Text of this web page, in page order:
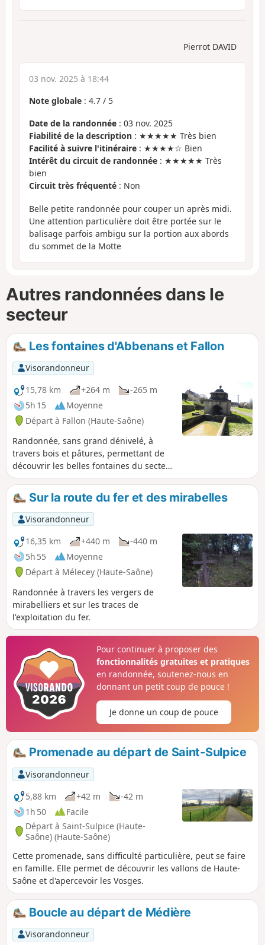
Pierrot DAVID
03 nov. 2025 à 18:44
Note globale : 4.7 / 5
Date de la randonnée : 03 nov. 2025
Fiabilité de la description : ★★★★★ Très bien
Facilité à suivre l'itinéraire : ★★★★☆ Bien
Intérêt du circuit de randonnée : ★★★★★ Très
bien
Circuit très fréquenté : Non
Belle petite randonnée pour couper un après midi.
Une attention particulière doit être portée sur le
balisage parfois ambigu sur la portion aux abords
du sommet de la Motte
Autres randonnées dans le
secteur
Les fontaines d'Abbenans et Fallon
Visorandonneur
15,78 km
+264 m
-265 m
5h 15
Moyenne
Départ à Fallon (Haute-Saône)
Randonnée, sans grand dénivelé, à
travers bois et pâtures, permettant de
découvrir les belles fontaines du secteur
notamment celles d'Abbenans et de
Fallon.Sur la route du fer et des mirabelles
Visorandonneur
16,35 km
+440 m
-440 m
5h 55
Moyenne
Départ à Mélecey (Haute-Saône)
Randonnée à travers les vergers de
mirabelliers et sur les traces de
l'exploitation du fer.
Pour continuer à proposer des
fonctionnalités gratuites et pratiques
en randonnée, soutenez-nous en
donnant un petit coup de pouce !
Je donne un coup de pouce
Promenade au départ de Saint-Sulpice
Visorandonneur
5,88 km
+42 m
-42 m
1h 50
Facile
Départ à Saint-Sulpice (Haute-
Saône) (Haute-Saône)
Cette promenade, sans difficulté particulière, peut se faire
en famille. Elle permet de découvrir les vallons de Haute-
Saône et d'apercevoir les Vosges.
Boucle au départ de Médière
Visorandonneur